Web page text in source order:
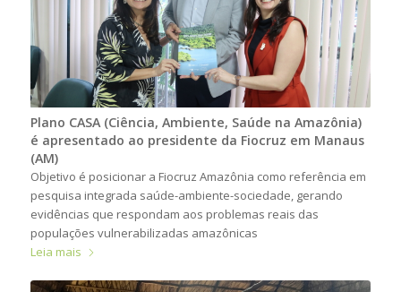
Plano CASA (Ciência, Ambiente, Saúde na Amazônia)
é apresentado ao presidente da Fiocruz em Manaus
(AM)
Objetivo é posicionar a Fiocruz Amazônia como referência em
pesquisa integrada saúde-ambiente-sociedade, gerando
evidências que respondam aos problemas reais das
populações vulnerabilizadas amazônicas
Leia mais